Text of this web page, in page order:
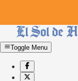
Toggle Menu